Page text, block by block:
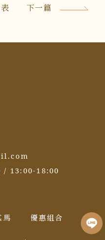
下一篇
13:00-18:00
馬 優惠組合